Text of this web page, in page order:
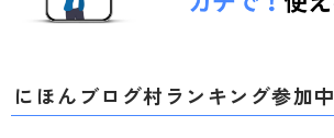
にほんブログ村ランキング参加中